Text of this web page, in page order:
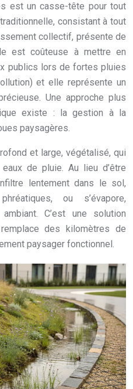
est un casse-tête pour tout
consistant à tout
collectif, présente de
est coûteuse à mettre en
publics lors de fortes pluies
et elle représente un
Une approche plus
existe : la gestion à la
paysagères.
et large, végétalisé, qui
de pluie. Au lieu d’être
lentement dans le sol,
ou s’évapore,
C’est une solution
des kilomètres de
paysager fonctionnel.